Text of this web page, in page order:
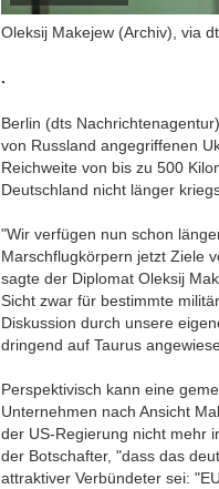
Oleksij Makejew (Archiv), via
.
Berlin (dts
von Russland angegriffenen
Reichweite von bis zu 500
Deutschland nicht länger
"Wir verfügen nun schon
Marschflugkörpern jetzt Ziele
sagte der Diplomat Oleksij
Sicht zwar für bestimmte
Diskussion durch unsere
dringend auf Taurus
Perspektivisch kann eine
Unternehmen nach Ansicht
der US-Regierung nicht mehr
der Botschafter, "dass das
attraktiver Verbündeter sei: